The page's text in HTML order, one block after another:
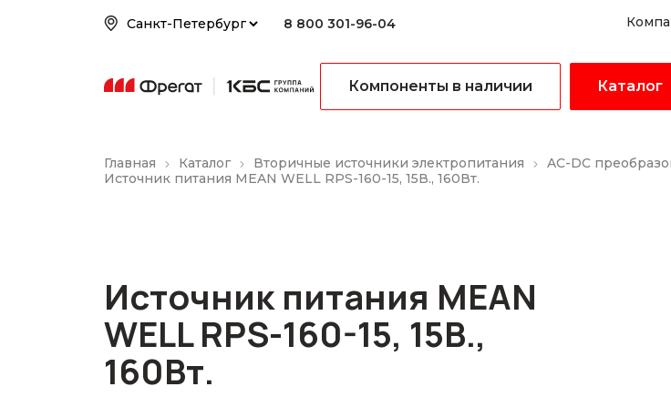
8 800 301-96-04
Компоненты в наличии Каталог
Главная Каталог Вторичные источники электропитания
AC-DC
Источник питания MEAN WELL RPS-160-15, 15В., 160Вт.
Источник питания MEAN
WELL RPS-160-15, 15В.,
160Вт.